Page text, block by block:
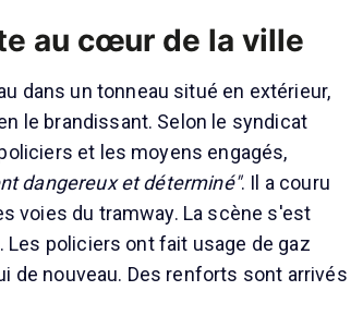
au cœur de la ville
dans un tonneau situé en extérieur,
le brandissant. Selon le syndicat
et les moyens engagés,
dangereux et déterminé". Il a couru
voies du tramway. La scène s'est
policiers ont fait usage de gaz
de nouveau. Des renforts sont arrivés